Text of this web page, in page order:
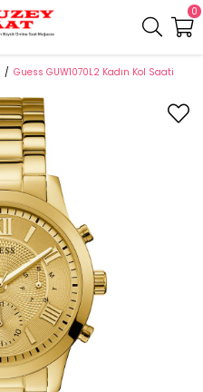
0
Guess GUW1070L2 Kadın Kol Saati